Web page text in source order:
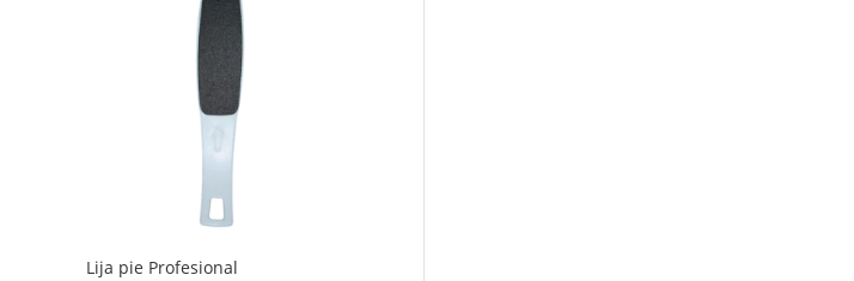
Lija pie Profesional